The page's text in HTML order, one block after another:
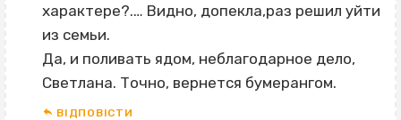
характере?.… Видно, допекла,раз решил уйти
из семьи.
Да, и поливать ядом, неблагодарное дело,
Светлана. Точно, вернется бумерангом.
ВІДПОВІCТИ